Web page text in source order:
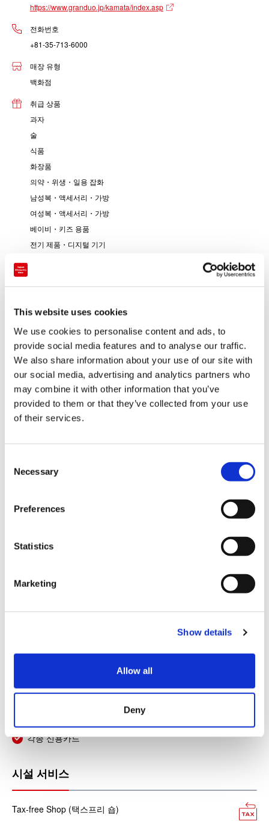
This website uses cookies
We use cookies to personalise content and ads, to
provide social media features and to analyse our traffic.
We also share information about your use of our site with
our social media, advertising and analytics partners who
may combine it with other information that you’ve
provided to them or that they’ve collected from your use
of their services.
Necessary
Preferences
Statistics
Marketing
Show details
Allow all
Deny
https://www.granduo.jp/kamata/index.asp
전화번호
+81-35-713-6000
매장 유형
백화점
취급 상품
과자
술
식품
화장품
의약・위생・일용 잡화
남성복・액세서리・가방
여성복・액세서리・가방
베이비・키즈 용품
전기 제품・디지털 기기
캐릭터・애니메이션
음악・영상
Master (마스터)
다이너스클럽
각종 신용카드
시설 서비스
Tax-free Shop (택스프리 숍)